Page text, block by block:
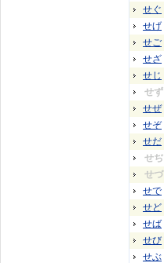
せぐ
せげ
せご
せざ
せじ
せず
せぜ
せぞ
せだ
せぢ
せづ
せで
せど
せば
せび
せぶ